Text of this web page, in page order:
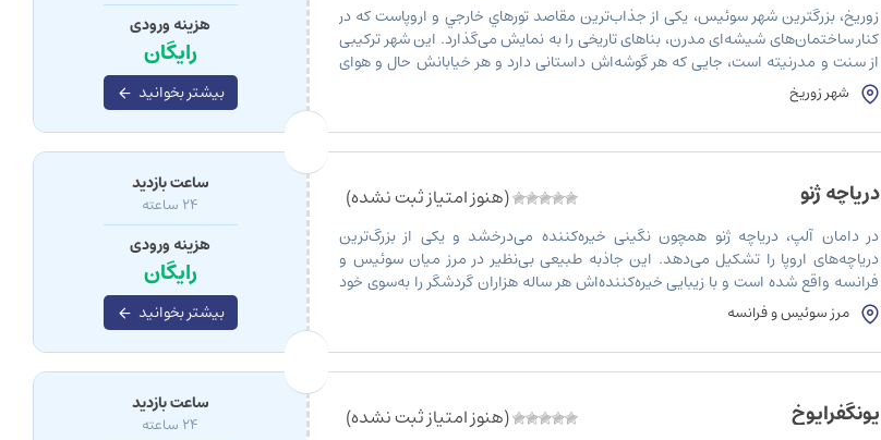
زوریخ، بزرگترین شهر سوئیس، یکی از جذاب‌ترین مقاصد تورهاي خارجي و اروپاست که در
کنار ساختمان‌های شیشه‌ای مدرن، بناهای تاریخی را به نمایش می‌گذارد. این شهر ترکیبی
از سنت و مدرنیته است، جایی که هر گوشه‌اش داستانی دارد و هر خیابانش حال و هوای
دیگری را به شما می‌بخشد. زوریخ با دارا بودن فرهنگی غنی، […]
شهر زوریخ
هزینه ورودی
رایگان
بیشتر بخوانید
دریاچه ژنو (هنوز امتیاز ثبت نشده)
در دامان آلپ، دریاچه ژنو همچون نگینی خیره‌کننده می‌درخشد و یکی از بزرگ‌ترین
دریاچه‌های اروپا را تشکیل می‌دهد. این جاذبه طبیعی بی‌نظیر در مرز میان سوئیس و
فرانسه واقع شده است و با زیبایی خیره‌کننده‌اش هر ساله هزاران گردشگر را به‌سوی خود
جذب می‌کند. دریاچه ژنو، با آب‌های زلال و فیروزه‌ای رنگش، نه‌تنها چشم‌اندازی شگفت‌انگیز
[…]
مرز سوئیس و فرانسه
ساعت بازدید
24 ساعته
هزینه ورودی
رایگان
بیشتر بخوانید
یونگفرایوخ (هنوز امتیاز ثبت نشده) ساعت بازدید
24 ساعته